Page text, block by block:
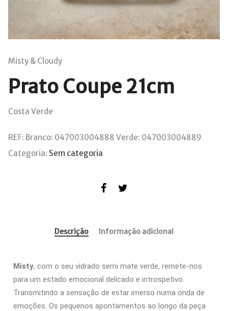
Misty & Cloudy
Prato Coupe 21cm
Costa Verde
REF: Branco: 047003004888 Verde: 047003004889
Categoria: Sem categoria
Descrição Informação adicional
Misty, com o seu vidrado semi mate verde, remete-nos
para um estado emocional delicado e introspetivo.
Transmitindo a sensação de estar imerso numa onda de
emoções. Os pequenos apontamentos ao longo da peça